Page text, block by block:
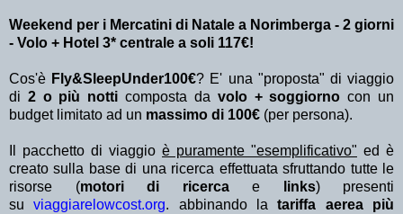
Weekend per i Mercatini di Natale a Norimberga - 2 giorni
- Volo + Hotel 3* centrale a soli 117€!
Cos'è Fly&SleepUnder100€? E' una "proposta" di viaggio
di 2 o più notticomposta da volo + soggiorno con un
budget limitato ad un massimo di 100€ (per persona).
Il pacchetto di viaggio è puramente "esemplificativo" ed è
creato sulla base di una ricerca effettuata sfruttando tutte le
risorse (motori di ricerca e links) presenti
suviaggiarelowcost.org. abbinando la tariffa aerea più